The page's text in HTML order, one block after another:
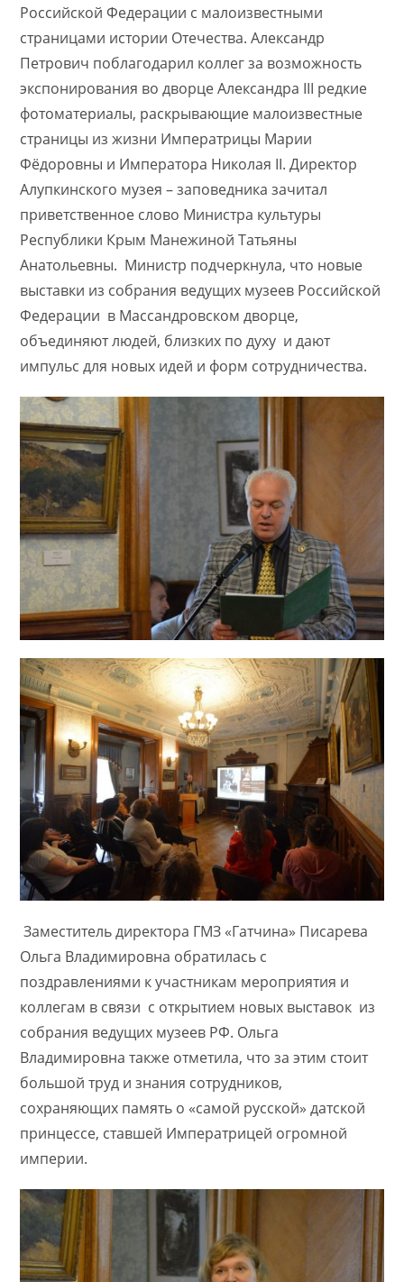
Российской Федерации с малоизвестными
страницами истории Отечества. Александр
Петрович поблагодарил коллег за возможность
экспонирования во дворце Александра III редкие
фотоматериалы, раскрывающие малоизвестные
страницы из жизни Императрицы Марии
Фёдоровны и Императора Николая II. Директор
Алупкинского музея – заповедника зачитал
приветственное слово Министра культуры
Республики Крым Манежиной Татьяны
Анатольевны. Министр подчеркнула, что новые
выставки из собрания ведущих музеев Российской
Федерации в Массандровском дворце,
объединяют людей, близких по духу и дают
импульс для новых идей и форм сотрудничества.
Заместитель директора ГМЗ «Гатчина» Писарева
Ольга Владимировна обратилась с
поздравлениями к участникам мероприятия и
коллегам в связи с открытием новых выставок из
собрания ведущих музеев РФ. Ольга
Владимировна также отметила, что за этим стоит
большой труд и знания сотрудников,
сохраняющих память о «самой русской» датской
принцессе, ставшей Императрицей огромной
империи.